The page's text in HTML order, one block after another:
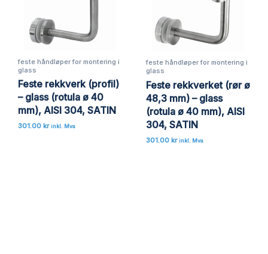
feste håndløper for montering i
glass
Feste rekkverk (profil)
– glass (rotula ø 40
mm), AISI 304, SATIN
301.00 kr inkl. Mva
feste håndløper for montering i
glass
Feste rekkverket (rør ø
48,3 mm) – glass
(rotula ø 40 mm), AISI
304, SATIN
301.00 kr inkl. Mva